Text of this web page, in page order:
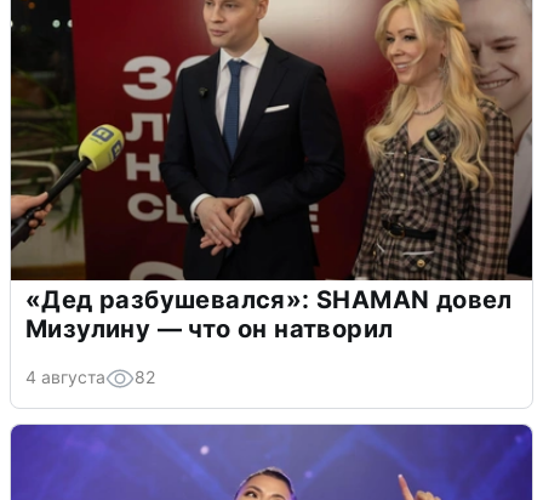
«Дед разбушевался»: SHAMAN довел
Мизулину — что он натворил
4 августа 82